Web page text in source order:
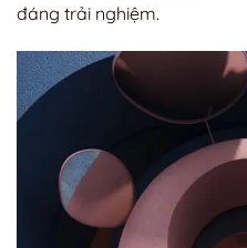
đáng trải nghiệm.